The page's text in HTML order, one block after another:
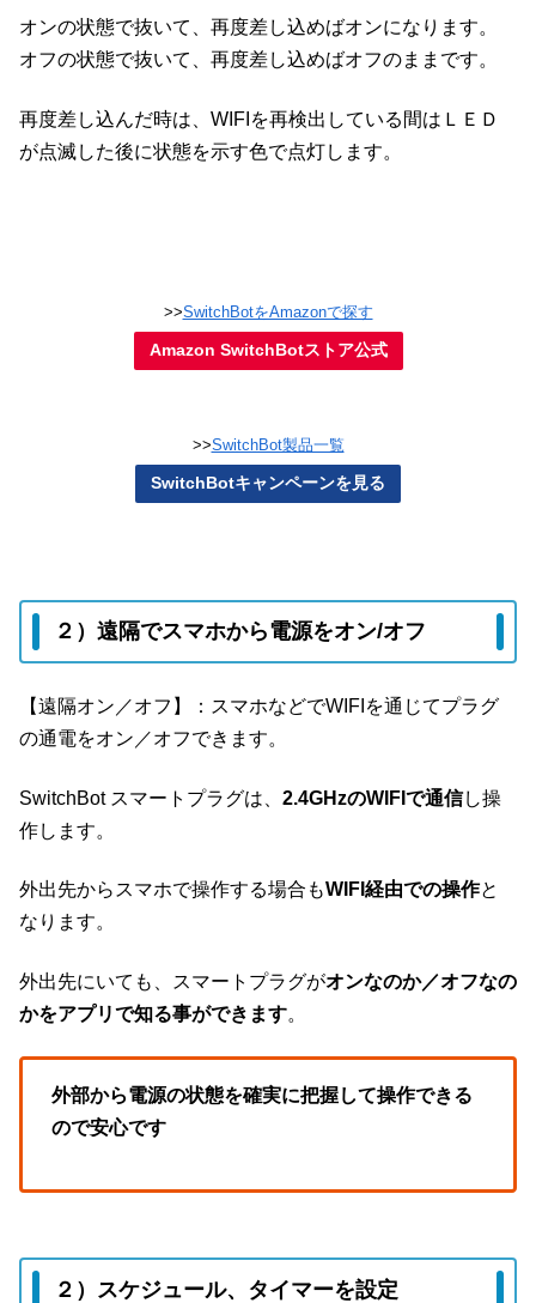
オンの状態で抜いて、再度差し込めばオンになります。
オフの状態で抜いて、再度差し込めばオフのままです。
再度差し込んだ時は、WIFIを再検出している間はＬＥＤ
が点滅した後に状態を示す色で点灯します。
>>SwitchBotをAmazonで探す
Amazon SwitchBotストア公式
>>SwitchBot製品一覧
SwitchBotキャンペーンを見る
２）遠隔でスマホから電源をオン/オフ
【遠隔オン／オフ】：スマホなどでWIFIを通じてプラグ
の通電をオン／オフできます。
SwitchBot スマートプラグは、 2.4GHzのWIFIで通信し操
作します。
外出先からスマホで操作する場合もWIFI経由での操作と
なります。
外出先にいても、スマートプラグがオンなのか／オフなの
かをアプリで知る事ができます。
外部から電源の状態を確実に把握して操作できる
ので安心です
２）スケジュール、タイマーを設定